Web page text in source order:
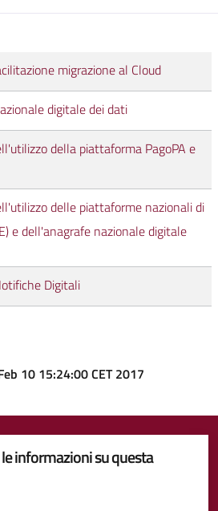
migrazione al Cloud
digitale dei dati
della piattaforma PagoPA e
delle piattaforme nazionali di
e dell'anagrafe nazionale digitale
Digitali
10 15:24:00 CET 2017
informazioni su questa